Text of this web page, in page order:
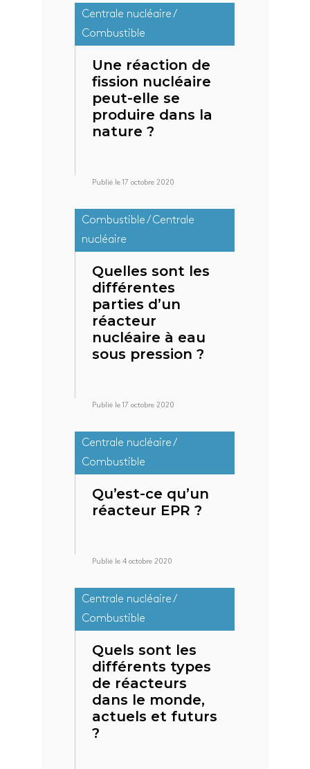
Centrale nucléaire /
Combustible
Une réaction de
fission nucléaire
peut-elle se
produire dans la
nature ?
Publié le 17 octobre 2020
Combustible / Centrale
nucléaire
Quelles sont les
différentes
parties d’un
réacteur
nucléaire à eau
sous pression ?
Publié le 17 octobre 2020
Centrale nucléaire /
Combustible
Qu’est-ce qu’un
réacteur EPR ?
Publié le 4 octobre 2020
Centrale nucléaire /
Combustible
Quels sont les
différents types
de réacteurs
dans le monde,
actuels et futurs
?